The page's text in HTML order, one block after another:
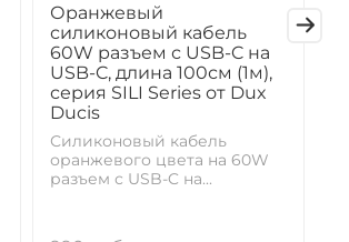
Оранжевый
силиконовый кабель
60W разъем с USB-C на
USB-C, длина 100см (1м),
серия SILI Series от Dux
Ducis
Силиконовый кабель
оранжевого цвета на 60W
разъем с USB-C на...